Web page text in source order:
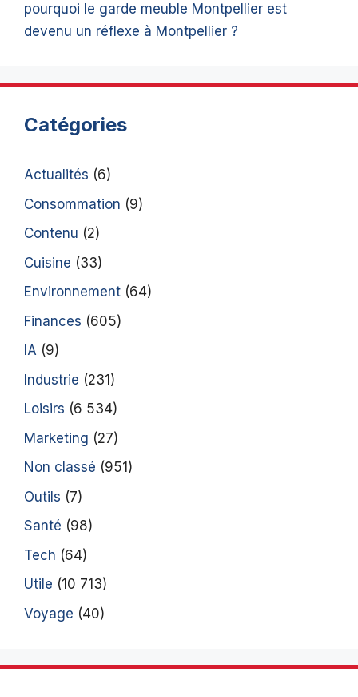
pourquoi le garde meuble Montpellier est
devenu un réflexe à Montpellier ?
Catégories
Actualités (6)
Consommation (9)
Contenu (2)
Cuisine (33)
Environnement (64)
Finances (605)
IA (9)
Industrie (231)
Loisirs (6 534)
Marketing (27)
Non classé (951)
Outils (7)
Santé (98)
Tech (64)
Utile (10 713)
Voyage (40)